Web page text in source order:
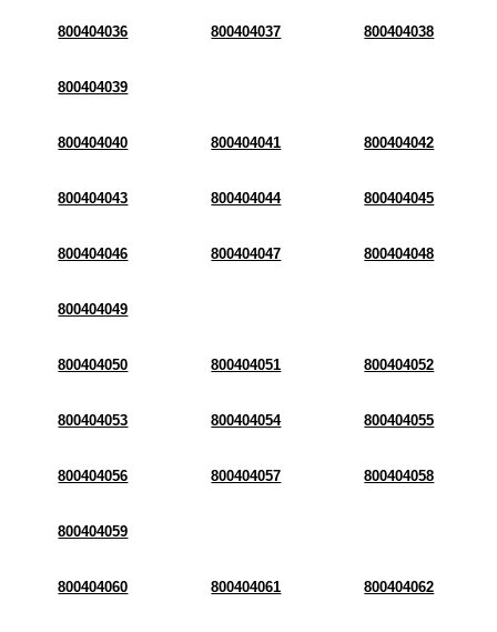
800404036 800404037 800404038
800404039
800404040 800404041 800404042
800404043 800404044 800404045
800404046 800404047 800404048
800404049
800404050 800404051 800404052
800404053 800404054 800404055
800404056 800404057 800404058
800404059
800404060 800404061 800404062